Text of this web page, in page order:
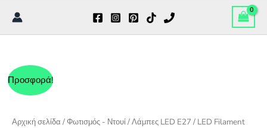
Προσφορά!
Αρχική σελίδα /Φωτισμός - Ντουί/Λάμπες LED E27 / LED Filament